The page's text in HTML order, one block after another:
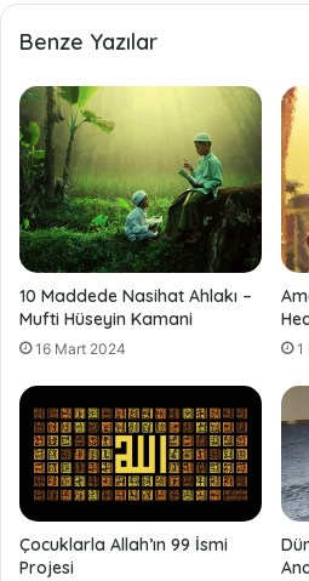
Benze Yazılar
10 Maddede Nasihat Ahlakı –
Mufti Hüseyin Kamani
16 Mart 2024 1
Çocuklarla Allah’ın 99 İsmi
Projesi